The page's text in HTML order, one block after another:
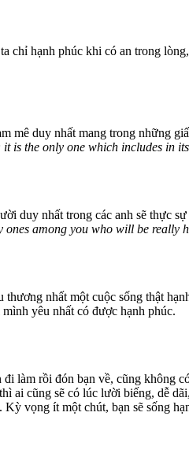
hạnh phúc khi có an trong
mê duy nhất mang trong những
is the only one which includes in
duy nhất trong các anh sẽ thực
among you who will be really
nhất một cuộc sống thật
yêu nhất có được hạnh phúc.
làm rồi đón bạn về, cũng
ai cũng sẽ có lúc lười biếng, dễ
vọng ít một chút, bạn sẽ sống